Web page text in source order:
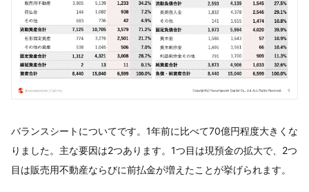
バランスシートについてです。1年前に比べて70億円程度大きくな
りました。主な要因は2つあります。1つ目は現預金の拡大で、2つ
目は販売用不動産ならびに前払金が増えたことが挙げられます。